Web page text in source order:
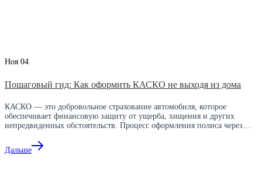
Ноя 04
Пошаговый гид: Как оформить КАСКО не выходя из дома
КАСКО — это добровольное страхование автомобиля, которое
обеспечивает финансовую защиту от ущерба, хищения и других
непредвиденных обстоятельств. Процесс оформления полиса через…
Дальше